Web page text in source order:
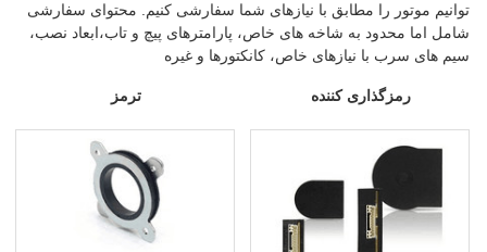
توانیم موتور را مطابق با نیازهای شما سفارشی کنیم. محتوای سفارشی
شامل اما محدود به شاخه های خاص، پارامترهای پیچ و تاب،ابعاد نصب،
سیم های سرب با نیازهای خاص، کانکتورها و غیره
رمزگذاری کننده ترمز